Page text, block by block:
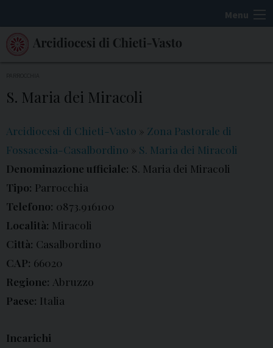
k
Menu
S. Maria dei Miracoli
Arcidiocesi di Chieti-Vasto » Zona Pastorale di
Fossacesia-Casalbordino » S. Maria dei Miracoli
Denominazione ufficiale: S. Maria dei Miracoli
Tipo: Parrocchia
Telefono: 0873.916100
Località: Miracoli
Città: Casalbordino
CAP: 66020
Regione: Abruzzo
Paese: Italia
Incarichi